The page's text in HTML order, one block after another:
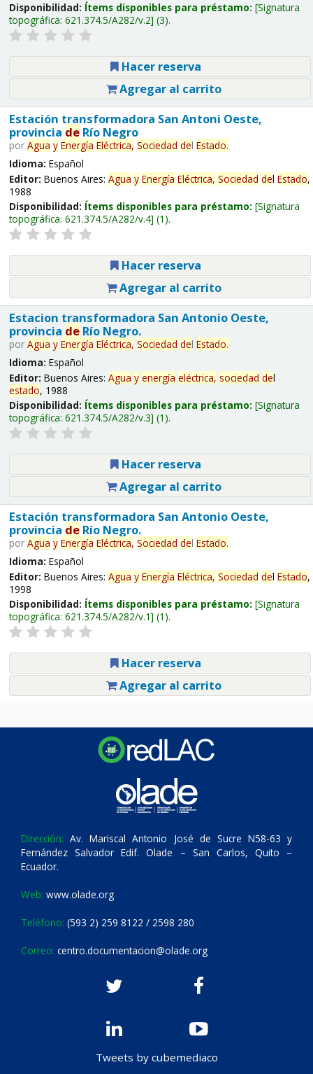
Disponibilidad: Ítems disponibles para préstamo: Signatura
topográfica: 621.374.5/A282/v.2 (3).
Hacer reserva
Agregar al carrito
Estación transformadora San Antoni Oeste,
provincia deRío Negro
por Agua y Energía Eléctrica, Sociedad del Estado.
Idioma: Español
Editor: Buenos Aires: Agua y Energía Eléctrica, Sociedad del Estado,
1988
Disponibilidad: Ítems disponibles para préstamo: Signatura
topográfica: 621.374.5/A282/v.4 (1).
Hacer reserva
Agregar al carrito
Estacion transformadora San Antonio Oeste,
provincia deRío Negro.
por Agua y Energía Eléctrica, Sociedad del Estado.
Idioma: Español
Editor: Buenos Aires: Agua y energía eléctrica, sociedad del
estado, 1988
Disponibilidad: Ítems disponibles para préstamo: Signatura
topográfica: 621.374.5/A282/v.3 (1).
Hacer reserva
Agregar al carrito
Estación transformadora San Antonio Oeste,
provincia deRío Negro.
por Agua y Energía Eléctrica, Sociedad del Estado.
Idioma: Español
Editor: Buenos Aires: Agua y Energía Eléctrica, Sociedad del Estado,
1998
Disponibilidad: Ítems disponibles para préstamo: Signatura
topográfica: 621.374.5/A282/v.1 (1).
Hacer reserva
Agregar al carrito
Dirección: Av. Mariscal Antonio José de Sucre N58-63 y
Fernández Salvador Edif. Olade – San Carlos, Quito –
Ecuador.
Web: www.olade.org
Teléfono: (593 2) 259 8122 / 2598 280
Correo: centro.documentacion@olade.org
Tweets by cubemediaco